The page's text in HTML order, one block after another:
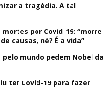
a tragédia. A tal
por Covid-19: “morre
causas, né? É a vida”
mundo pedem Nobel da
ter Covid-19 para fazer